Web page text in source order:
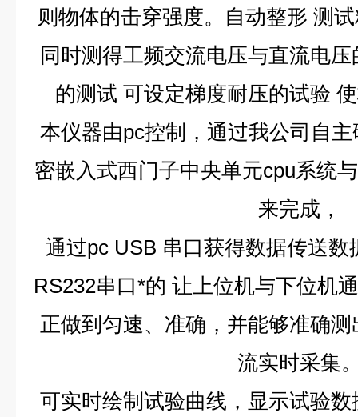
则物体的击穿强度。自动整形 测
同时测得工频交流电压与直流电
的测试 可设定梯度耐压的试验
本仪器由pc控制，通过我公司自
密嵌入式西门子中央单元cpu系统
来完成，
通过pc USB 串口获得数据传送数
RS232串口*的 让上位机与下位机
正做到匀速、准确，并能够准确
流实时采集
可实时绘制试验曲线，显示试验